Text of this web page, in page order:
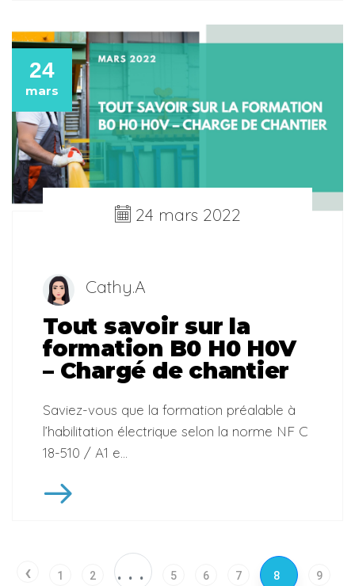
24
mars
24 mars 2022
Cathy.A
Tout savoir sur la
formation B0 H0 H0V
– Chargé de chantier
Saviez-vous que la formation préalable à
l’habilitation électrique selon la norme NF C
18-510 / A1 e...
‹ 1 2 ... 5 6 7 8 9